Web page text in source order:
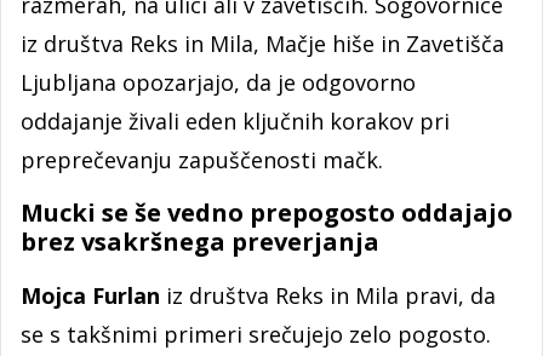
iz društva Reks in Mila, Mačje hiše in Zavetišča
Ljubljana opozarjajo, da je odgovorno
oddajanje živali eden ključnih korakov pri
preprečevanju zapuščenosti mačk.
Mucki se še vedno prepogosto oddajajo
brez vsakršnega preverjanja
Mojca Furlan iz društva Reks in Mila pravi, da
se s takšnimi primeri srečujejo zelo pogosto.